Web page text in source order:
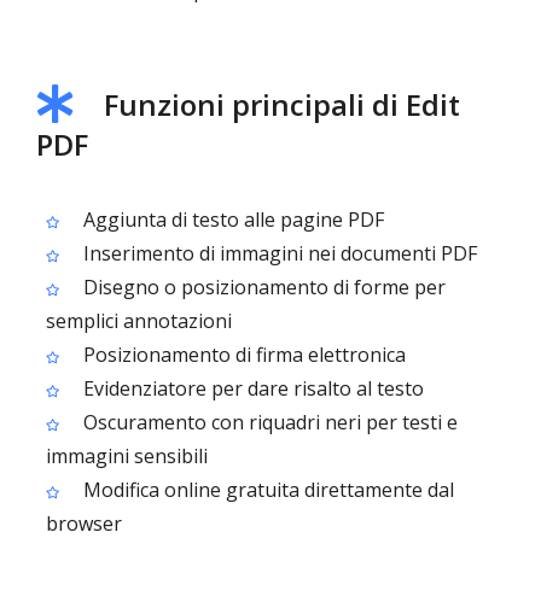
Funzioni principali di Edit
PDF
Aggiunta di testo alle pagine PDF
Inserimento di immagini nei documenti PDF
Disegno o posizionamento di forme per
semplici annotazioni
Posizionamento di firma elettronica
Evidenziatore per dare risalto al testo
Oscuramento con riquadri neri per testi e
immagini sensibili
Modifica online gratuita direttamente dal
browser